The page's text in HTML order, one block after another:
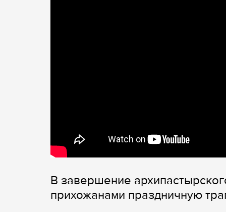
В завершение
прихожанами праздничную